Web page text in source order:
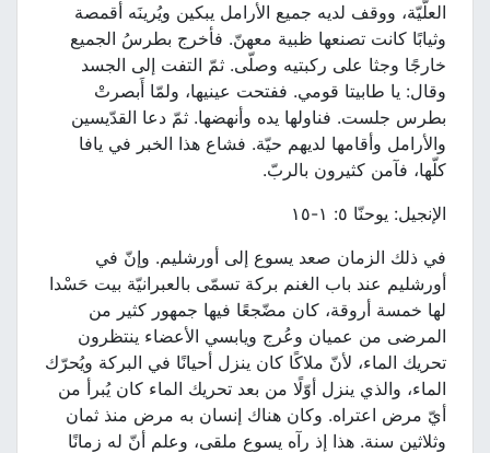
العلّيّة، ووقف لديه جميع الأرامل يبكين ويُرينَه أقمصة
وثيابًا كانت تصنعها ظبية معهنّ. فأخرج بطرسُ الجميع
خارجًا وجثا على ركبتيه وصلّى. ثمّ التفت إلى الجسد
وقال: يا طابيتا قومي. ففتحت عينيها، ولمّا أَبصرتْ
بطرس جلست. فناولها يده وأنهضها. ثمّ دعا القدّيسين
والأرامل وأقامها لديهم حيّة. فشاع هذا الخبر في يافا
كلّها، فآمن كثيرون بالربّ.
الإنجيل: يوحنّا ٥: ١-١٥
في ذلك الزمان صعد يسوع إلى أورشليم. وإنّ في
أورشليم عند باب الغنم بركة تسمّى بالعبرانيّة بيت حَسْدا
لها خمسة أروقة، كان مضّجعًا فيها جمهور كثير من
المرضى من عميان وعُرج ويابسي الأعضاء ينتظرون
تحريك الماء، لأنّ ملاكًا كان ينزل أحيانًا في البركة ويُحرّك
الماء، والذي ينزل أوّلًا من بعد تحريك الماء كان يُبرأ من
أيّ مرض اعتراه. وكان هناك إنسان به مرض منذ ثمان
وثلاثين سنة. هذا إذ رآه يسوع ملقى، وعلم أنّ له زمانًا